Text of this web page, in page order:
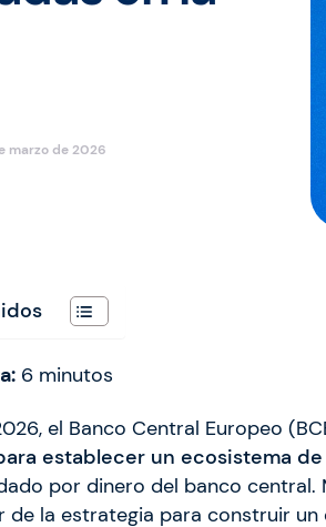
marzo de 2026
6 minutos
el Banco Central Europeo
establecer un ecosistema
por dinero del banco central.
de la estrategia para construir